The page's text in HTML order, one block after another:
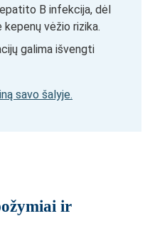
B infekcija, dėl
vėžio rizika.
galima išvengti
savo šalyje.
ir